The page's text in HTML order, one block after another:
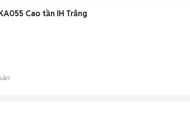
Cao tần IH Trắng